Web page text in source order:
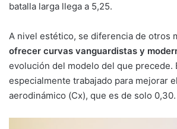
batalla larga llega a 5,25.
A nivel estético, se diferencia de otros
ofrecer curvas vanguardistas y
evolución del modelo del que precede.
especialmente trabajado para mejorar
aerodinámico (Cx), que es de solo 0,30.